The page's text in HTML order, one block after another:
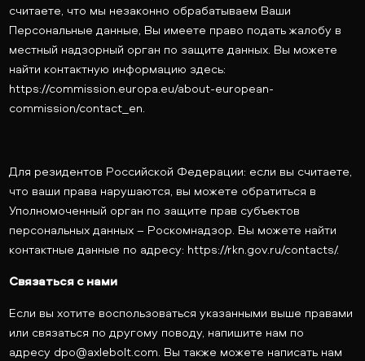
считаете, что мы незаконно обрабатываем Ваши
Персональные данные, Вы имеете право подать жалобу в
местный надзорный орган по защите данных. Вы можете
найти контактную информацию здесь:
https://commission.europa.eu/about-european-
commission/contact_en.
Для резидентов Российской Федерации: если вы считаете,
что ваши права нарушаются, вы можете обратиться в
Уполномоченный орган по защите прав субъектов
персональных данных – Роскомнадзор. Вы можете найти
контактные данные по адресу: https://rkn.gov.ru/contacts/.
Связаться с нами
Если вы хотите воспользоваться указанными выше правами
или связаться по другому поводу, напишите нам по
адресу dpo@axlebolt.com. Вы также можете написать нам